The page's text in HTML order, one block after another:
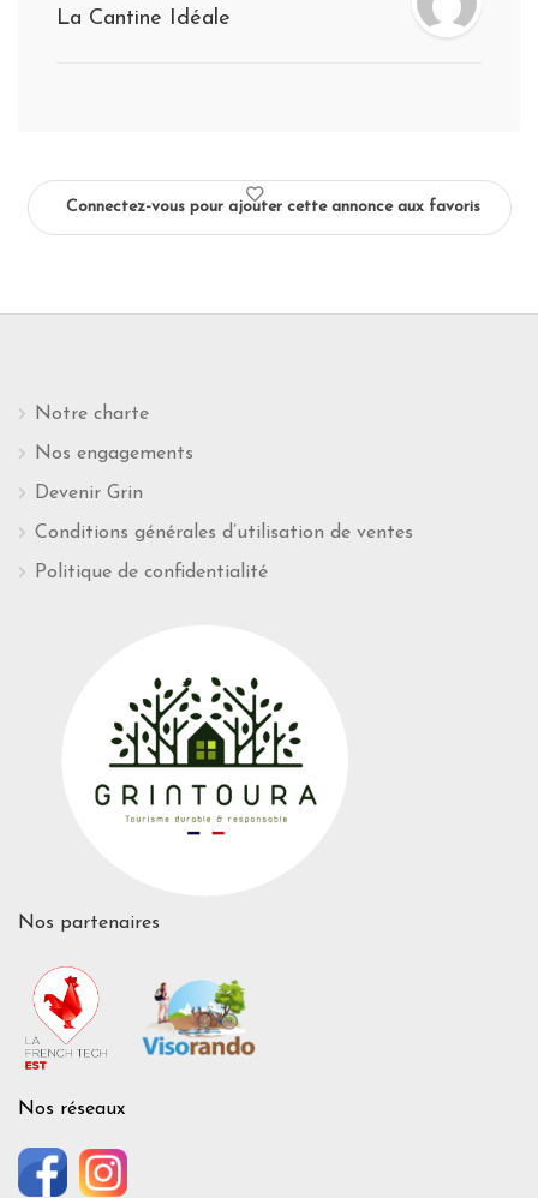
La Cantine Idéale
Connectez-vous pour ajouter cette annonce aux favoris
Notre charte
Nos engagements
Devenir Grin
Conditions générales d’utilisation de ventes
Politique de confidentialité
Nos partenaires
Nos réseaux